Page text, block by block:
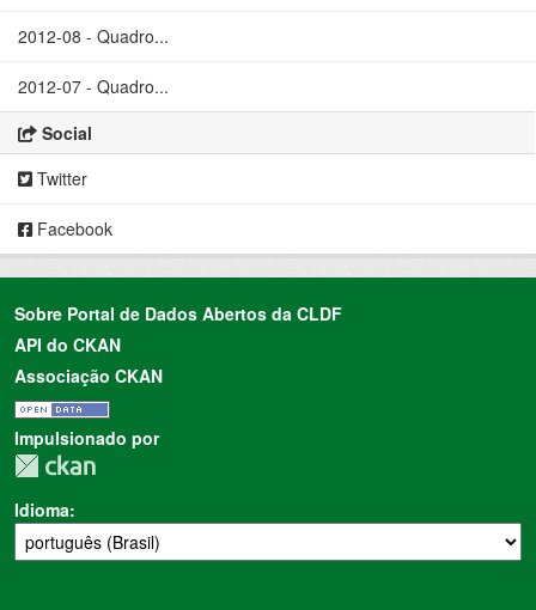
2012-08 - Quadro...
2012-07 - Quadro...
Social
Twitter
Facebook
Sobre Portal de Dados Abertos da CLDF
API do CKAN
Associação CKAN
Impulsionado por
Idioma